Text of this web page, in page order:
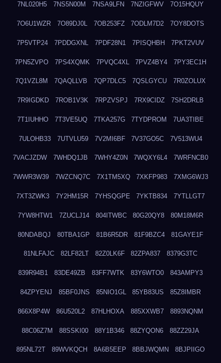
7NL020H5 7NS5N00M 7NSA9LFN 7NZIGFWV 7O15HQUY
7O6U1WZR 7O89DJ0L 7OB253FZ 7ODLM7D2 7OY8DOTS
7P5VTP24 7PDDGXNL 7PDF28N1 7PISQHBH 7PKT2VUV
7PN5ZVPO 7PS4XQMK 7PVQC4XL 7PVZ4BY4 7PY3EC1H
7Q1VZL8M 7QAQLLVB 7QP7DLC5 7QSLGYCU 7R0ZOLUX
7R9IGDKD 7ROB1V3K 7RPZVSPJ 7RX9CIDZ 7SH2DRLB
7T1IUHHO 7T3VE5UQ 7TKA257G 7TYDPROM 7UA3TIBE
7ULOHB33 7UTVLU59 7V2MI6BF 7V37GO5C 7V513WU4
7VACJZDW 7WHDQ1JB 7WHY4Z0N 7WQXY6L4 7WRFNCB0
7WWR3W39 7WZCNQ7C 7X1TM5XQ 7XKFP983 7XMG6WJ3
7XT3ZWK3 7Y2HM15R 7YHSQGPE 7YKTB834 7YTLLGT7
7YW8HTW1 7ZUCLJ14 804ITWBC 80G20QY8 80M18M6R
80NDABQJ 80TBA1GP 81B6R5DR 81F9BZC4 81GAYE1F
81NLFAJC 82LF82LT 82Z0LK6F 82ZPA837 8379G3TC
839R94B1 83DE49ZB 83FF7WTK 83Y6WTO0 843AMPY3
84ZPYENJ 85BF0JNS 85NIO1GL 85YB83US 85Z8IMBR
866X8P4W 86U520L2 87HLHOXA 885XXWB7 8893NQNM
88C06Z7M 88SSKI00 88Y1B346 88ZYQON6 88ZZ29JA
895NL72T 89WVKQCH 8A6B5EEP 8BBJWQMN 8BJPIIGO